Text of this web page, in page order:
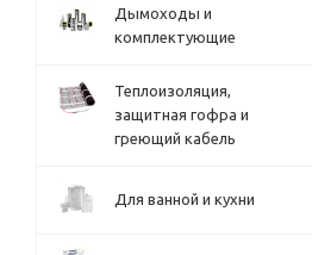
Дымоходы и
комплектующие
Теплоизоляция,
защитная гофра и
греющий кабель
Для ванной и кухни